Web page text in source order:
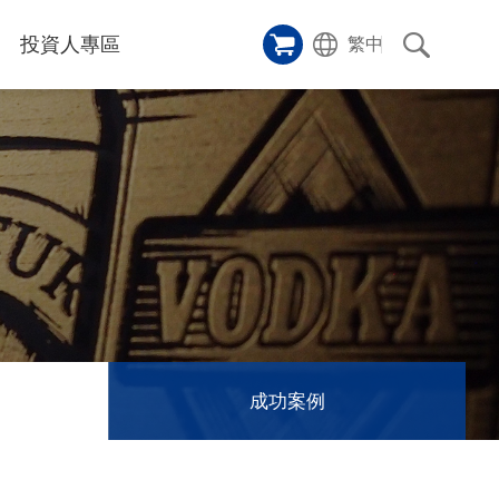
雷射切割機
品櫥窗
用影片
功案例
活動
投資人專區
區
繁中
成功案例